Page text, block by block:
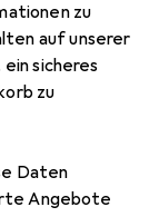
zu
auf unserer
sicheres
zu
Daten
Angebote
6,9mm
PRO